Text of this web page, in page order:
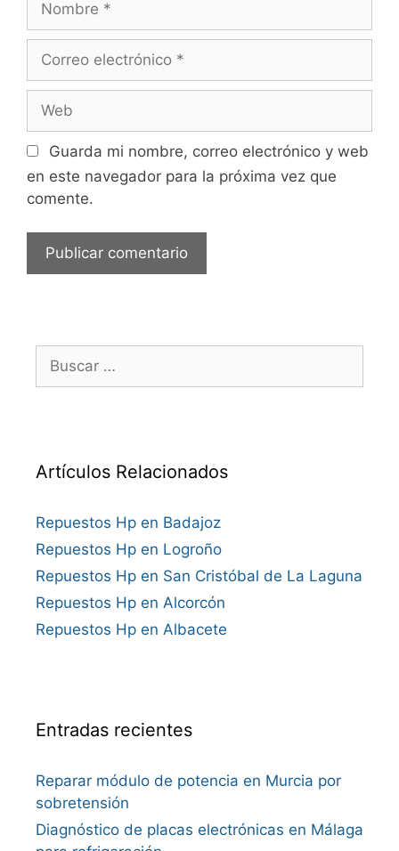
electrónico
Guarda mi nombre, correo electrónico y web
en este navegador para la próxima vez que
comente.
Buscar:
Artículos Relacionados
Repuestos Hp en Badajoz
Repuestos Hp en Logroño
Repuestos Hp en San Cristóbal de La Laguna
Repuestos Hp en Alcorcón
Repuestos Hp en Albacete
Entradas recientes
Reparar módulo de potencia en Murcia por
sobretensión
Diagnóstico de placas electrónicas en Málaga